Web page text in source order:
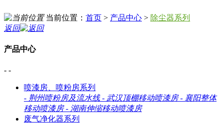
当前位置： 首页 > 产品中心 > 除尘器系列
返回
产品中心
- -
喷漆房、喷粉房系列
- 荆州喷粉房及流水线 - 武汉顶棚移动喷漆房 - 襄阳整体
移动喷漆房 - 湖南伸缩移动喷漆房
废气净化器系列